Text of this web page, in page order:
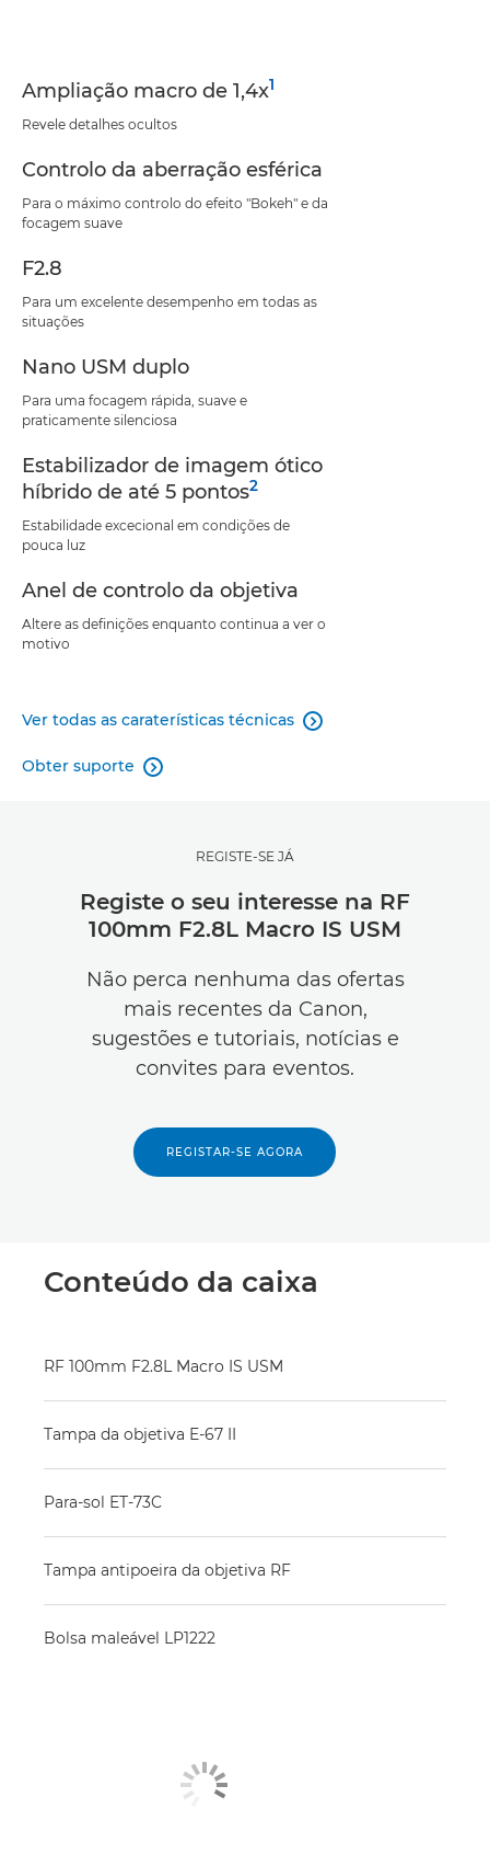
Ampliação macro de 1,4x1
Revele detalhes ocultos
Controlo da aberração esférica
Para o máximo controlo do efeito "Bokeh" e da
focagem suave
F2.8
Para um excelente desempenho em todas as
situações
Nano USM duplo
Para uma focagem rápida, suave e
praticamente silenciosa
Estabilizador de imagem ótico
híbrido de até 5 pontos2
Estabilidade excecional em condições de
pouca luz
Anel de controlo da objetiva
Altere as definições enquanto continua a ver o
motivo
Ver todas as caraterísticas técnicas 
Obter suporte 
REGISTE-SE JÁ
Registe o seu interesse na RF
100mm F2.8L Macro IS USM
Não perca nenhuma das ofertas
mais recentes da Canon,
sugestões e tutoriais, notícias e
convites para eventos.
REGISTAR-SE AGORA
Conteúdo da caixa
RF 100mm F2.8L Macro IS USM
Tampa da objetiva E-67 II
Para-sol ET-73C
Tampa antipoeira da objetiva RF
Bolsa maleável LP1222